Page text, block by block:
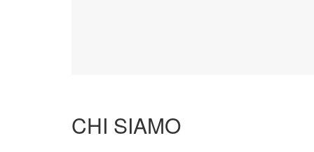
CHI SIAMO